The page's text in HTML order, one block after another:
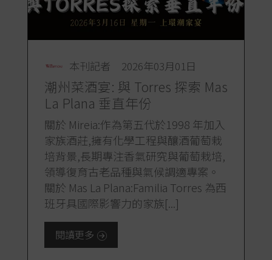
本刊記者 2026年03月01日
潮州菜酒宴: 與 Torres 探索 Mas
La Plana 垂直年份
關於 Mireia:作為第五代於1998 年加入
家族酒莊,擁有化學工程與釀酒葡萄栽
培背景,長期專注香氣研究與葡萄栽培,
領導復育古老品種與氣候調適專案。
關於 Mas La Plana:Familia Torres 為西
班牙具國際影響力的家族[...]
閱讀更多